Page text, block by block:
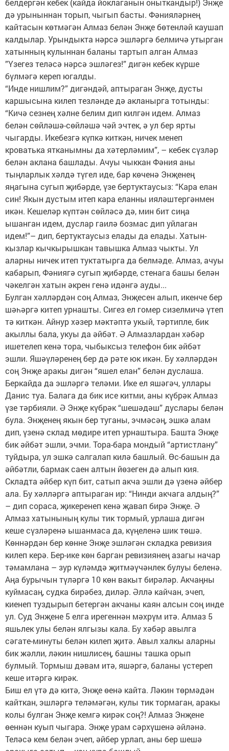
белдергән кебек (кайда йоклаганын оныткандыр!) Энҗе
дә урыныннан торып, чыгып басты. Фәнияләрнең
кайтасын көтмәгән Алмаз белән Энҗе бөтенләй каушап
калдылар. Урындыкта нәрсә эшләргә белмичә утырган
хатынның кулыннан баланы тартып алган Алмаз
”Үзегез теләсә нәрсә эшләгез!” дигән кебек күрше
бүлмәгә кереп югалды.
“Инде нишлим?” дигәндәй, аптыраган Энҗе, дусты
каршысына килеп тезләнде дә акланырга тотынды:
“Кичә сезнең хәлне белим дип килгән идем. Алмаз
белән сөйләшә-сөйләшә чәй эчтек, ә ул бер ярты
чыгарды. Икебезгә күпкә киткән, ничек менеп
кроватька ятканымны да хәтерләмим”, – кебек сүзләр
белән аклана башлады. Ачуы чыккан Фәния аны
тыңларлык хәлдә түгел иде, бар көченә Энҗенең
яңагына сугып җибәрде, үзе бертуктаусыз: “Кара елан
син! Якын дустым итеп кара еланны ияләштергәнмен
икән. Кешеләр күптән сөйләсә дә, мин бит сиңа
ышанган идем, дуслар гаилә бозмас дип уйлаган
идем!”– дип, бертуктаусыз елады да елады. Хатын-
кызлар кычкырышкан тавышка Алмаз чыкты. Ул
аларны ничек итеп туктатырга да белмәде. Алмаз, ачуы
кабарып, Фәниягә сугып җибәрде, стенага башы белән
чәкелгән хатын әкрен генә идәнгә ауды...
Булган хәлләрдән соң Алмаз, Энҗесен алып, икенче бер
шәһәргә китеп урнашты. Сигез ел гомер сизелмичә үтеп
тә киткән. Айнур хәзер мәктәптә укый, тәртипле, бик
акыллы бала, укуы да әйбәт. Ә Алмазлардан хәбәр
ишетелеп кенә тора, чыбыксыз телефон бик әйбәт
эшли. Яшәүләренең бер дә рәте юк икән. Бу хәлләрдән
соң Энҗе аракы дигән “яшел елан” белән дуслаша.
Беркайда да эшләргә теләми. Ике ел яшәгәч, уллары
Данис туа. Балага да бик исе китми, аны күбрәк Алмаз
үзе тәрбияли. Ә Энҗе күбрәк “шешәдәш” дуслары белән
була. Энҗенең якын бер туганы, эчмәсәң, эшкә алам
дип, үзенә склад мөдире итеп урнаштыра. Башта Энҗе
бик әйбәт эшли, эчми. Тора-бара мондый “артистлану”
туйдыра, ул эшкә салгалап килә башлый. Өс-башын да
әйбәтли, бармак саен алтын йөзеген дә алып кия.
Складта әйбер күп бит, сатып акча эшли дә үзенә әйбер
ала. Бу хәлләргә аптыраган ир: “Нинди акчага алдың?”
– дип сораса, җикеренеп кенә җавап бирә Энҗе. Ә
Алмаз хатынының кулы тик тормый, урлаша дигән
кеше сүзләренә ышанмаса да, күңеленә шик төшә.
Көннәрдән бер көнне Энҗе эшләгән складка ревизия
килеп керә. Бер-ике көн барган ревизиянең азагы начар
тәмамлана – зур күләмдә җитмәүчәнлек булуы беленә.
Аңа бурычын түләргә 10 көн вакыт бирәләр. Акчаңны
куймасаң, судка бирәбез, диләр. Әллә кайчан, эчеп,
киенеп туздырып бетергән акчаны каян алсын соң инде
ул. Суд Энҗене 5 елга ирегеннән мәхрүм итә. Алмаз 5
яшьлек улы белән ялгызы кала. Бу хәбәр авылга
сәгате-минуты белән килеп җитә. Авыл халкы аларны
бик жәлли, ләкин нишлисең, башны ташка орып
булмый. Тормыш дәвам итә, яшәргә, баланы үстереп
кеше итәргә кирәк.
Биш ел үтә дә китә, Энҗе өенә кайта. Ләкин төрмәдән
кайткан, эшләргә теләмәгән, кулы тик тормаган, аракы
колы булган Энҗе кемгә кирәк соң?! Алмаз Энҗене
өеннән куып чыгара. Энҗе урам сәрхүшенә әйләнә.
Теләсә кем белән эчеп, әйбер урлап, аны бер шешә